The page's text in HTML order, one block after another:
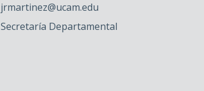
jrmartinez@ucam.edu
Secretaría Departamental